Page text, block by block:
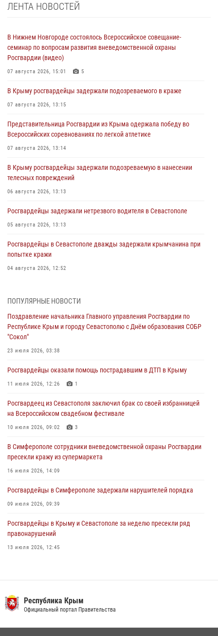
ЛЕНТА НОВОСТЕЙ
В Нижнем Новгороде состоялось Всероссийское совещание-
семинар по вопросам развития вневедомственной охраны
Росгвардии (видео)
07 августа 2026, 15:01 5
В Крыму росгвардейцы задержали подозреваемого в краже
07 августа 2026, 13:15
Представительница Росгвардии из Крыма одержала победу во
Всероссийских соревнованиях по легкой атлетике
07 августа 2026, 13:14
В Крыму росгвардейцы задержали подозреваемую в нанесении
телесных повреждений
06 августа 2026, 13:13
Росгвардейцы задержали нетрезвого водителя в Севастополе
05 августа 2026, 13:13
Росгвардейцы в Севастополе дважды задержали крымчанина при
попытке кражи
04 августа 2026, 12:52
мужчину
Росгвардия в Крыму и Севастополе задержала ряд
правонарушителей
03 августа 2026, 14:08
В Симферополе росгвардейцы задержали гражданина,
подозреваемого в совершении серии краж
Росгвардейцы оперативно задержали нарушителя на охраняемом
объекте в Севастополе
ПОПУЛЯРНЫЕ НОВОСТИ
Поздравление начальника Главного управления Росгвардии по
Республике Крым и городу Севастополю с Днём образования СОБР
"Сокол"
23 июля 2026, 03:38
Росгвардейцы оказали помощь пострадавшим в ДТП в Крыму
11 июля 2026, 12:26 1
Росгвардеец из Севастополя заключил брак со своей избранницей
на Всероссийском свадебном фестивале
10 июля 2026, 09:02 3
В Симферополе сотрудники вневедомственной охраны Росгвардии
пресекли кражу из супермаркета
16 июля 2026, 14:09
Росгвардейцы в Симферополе задержали нарушителей порядка
09 июля 2026, 09:39
Росгвардейцы в Крыму и Севастополе за неделю пресекли ряд
правонарушений
13 июля 2026, 12:45
В Ялте росгвардейцы задержали подозреваемого в краже
Республика Крым
Официальный портал Правительства